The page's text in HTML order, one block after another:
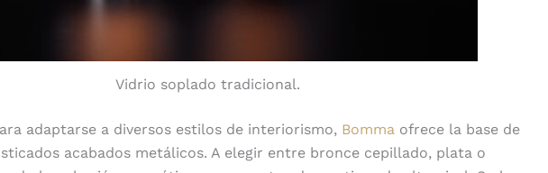
Vidrio soplado tradicional.
adaptarse a diversos estilos de interiorismo, Bomma ofrece la base de
acabados metálicos. A elegir entre bronce cepillado, plata o